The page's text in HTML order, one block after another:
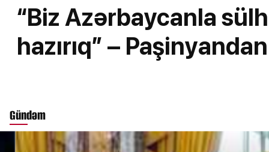
“Biz Azərbaycanla
hazırıq” –
Gündəm